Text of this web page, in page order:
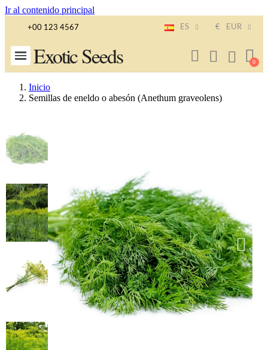
Ir al contenido principal
+00 123 4567 ES € EUR
Exotic Seeds
Inicio
Semillas de eneldo o abesón (Anethum graveolens)